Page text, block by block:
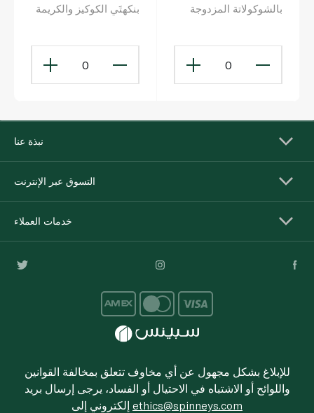
بالشوكولاتة المزدوجة
0
بنكهتَي الكوكيز والكريمة
0
نبذة عنا
التسوق عبر الإنترنت
خدمات العملاء
للإبلاغ بشكل مجهول عن أي مخاوف تتعلق بمخالفة القوانين
واللوائح أو الاشتباه في الاحتيال أو الفساد، يرجى إرسال بريد
ethics@spinneys.com